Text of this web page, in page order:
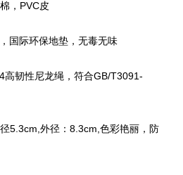
，PVC皮
国际环保地垫，无毒无味
高韧性尼龙绳，符合GB/T3091-
5.3cm,外径：8.3cm,色彩艳丽，防